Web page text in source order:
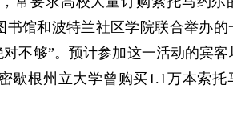
书馆和波特兰社区学院联合举办的
不够”。预计参加这一活动的宾
歇根州立大学曾购买1.1万本索托